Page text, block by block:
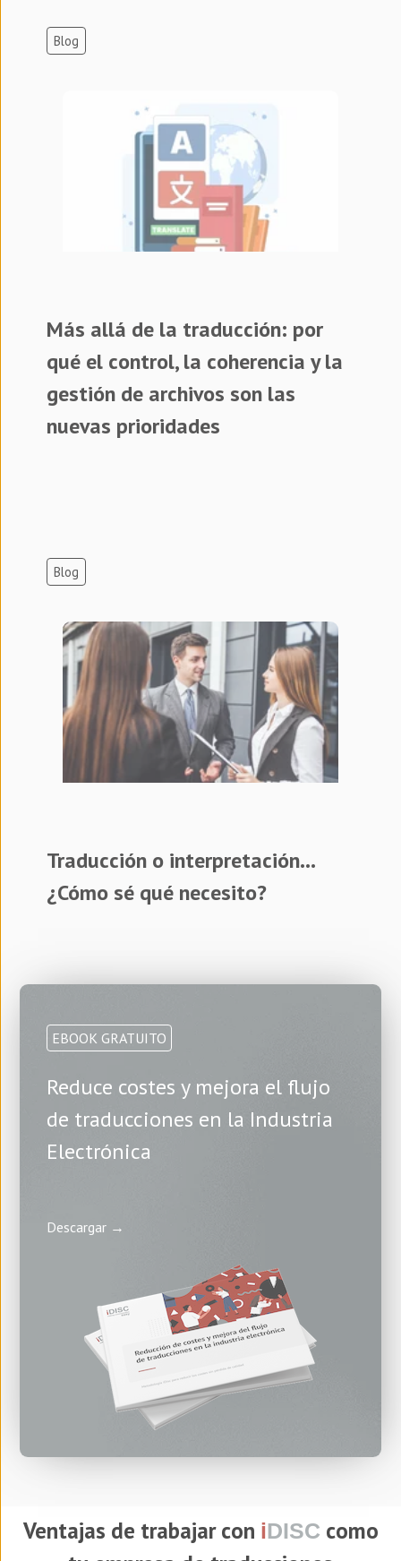
Blog
Más allá de la traducción: por
qué el control, la coherencia y la
gestión de archivos son las
nuevas prioridades
Blog
Traducción o interpretación...
¿Cómo sé qué necesito?
EBOOK GRATUITO
Reduce costes y mejora el flujo
de traducciones en la Industria
Electrónica
Descargar →
Ventajas de trabajar con iDISC como